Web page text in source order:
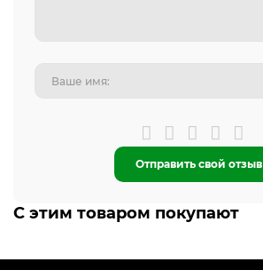
Отправить свой отзыв
С этим товаром покупают